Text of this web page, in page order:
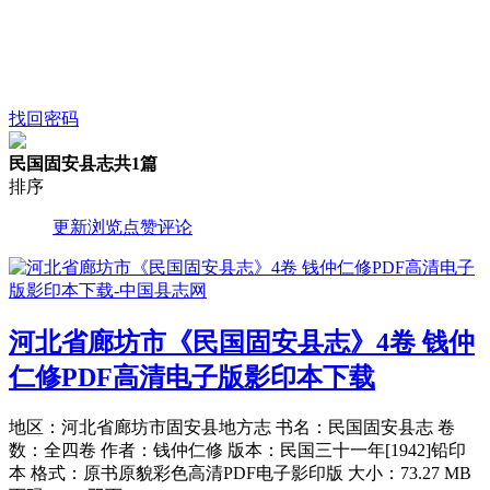
找回密码
民国固安县志共1篇
排序
更新浏览点赞评论
河北省廊坊市《民国固安县志》4卷 钱仲
仁修PDF高清电子版影印本下载
地区：河北省廊坊市固安县地方志 书名：民国固安县志 卷
数：全四卷 作者：钱仲仁修 版本：民国三十一年[1942]铅印
本 格式：原书原貌彩色高清PDF电子影印版 大小：73.27 MB